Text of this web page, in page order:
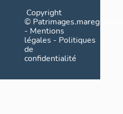
Copyright
©
- Mentions
légales - Politiques
de
confidentialité